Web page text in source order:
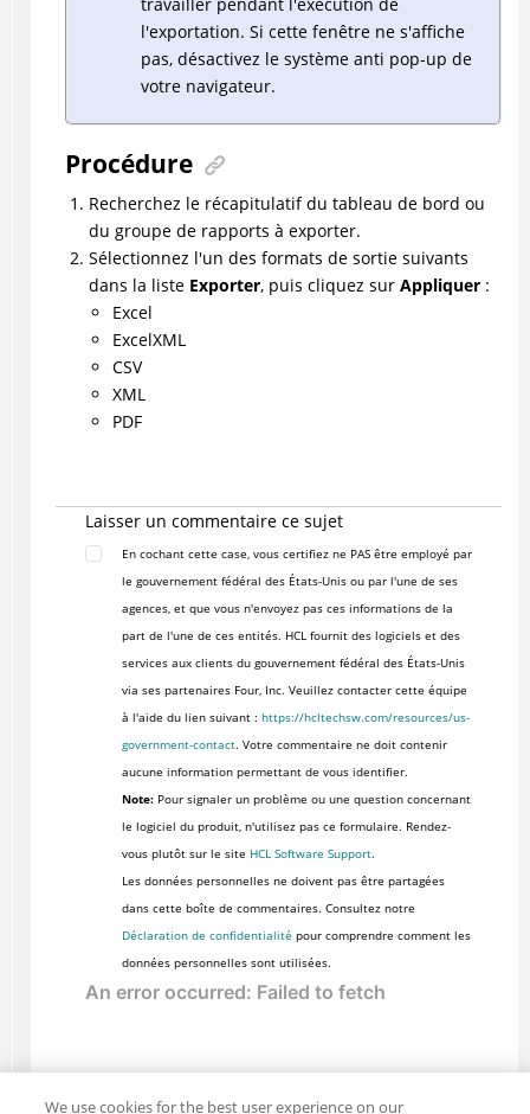
l'exportation. Si cette fenêtre ne s'affiche
pas, désactivez le système anti pop-up de
votre navigateur.
Procédure
Recherchez le récapitulatif du tableau de bord ou
du groupe de rapports à exporter.
Sélectionnez l'un des formats de sortie suivants
dans la liste Exporter, puis cliquez sur Appliquer:
Excel
ExcelXML
CSV
XML
PDF
Laisser un commentaire ce sujet
En cochant cette case, vous certifiez ne PAS être employé par
le gouvernement fédéral des États-Unis ou par l'une de ses
agences, et que vous n'envoyez pas ces informations de la
part de l'une de ces entités. HCL fournit des logiciels et des
services aux clients du gouvernement fédéral des États-Unis
via ses partenaires Four, Inc. Veuillez contacter cette équipe
à l'aide du lien suivant : https://hcltechsw.com/resources/us-
government-contact. Votre commentaire ne doit contenir
aucune information permettant de vous identifier.
Note:Pour signaler un problème ou une question concernant
le logiciel du produit, n'utilisez pas ce formulaire. Rendez-
vous plutôt sur le site HCL Software Support.
Les données personnelles ne doivent pas être partagées
dans cette boîte de commentaires. Consultez notre
Déclaration de confidentialité pour comprendre comment les
données personnelles sont utilisées.
We use cookies for the best user experience on our